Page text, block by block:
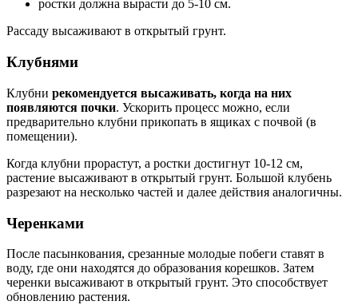
ростки должна вырасти до 5-10 см.
Рассаду высаживают в открытый грунт.
Клубнями
Клубни рекомендуется высаживать, когда на них
появляются почки. Ускорить процесс можно, если
предварительно клубни прикопать в ящиках с почвой (в
помещении).
Когда клубни прорастут, а ростки достигнут 10-12 см,
растение высаживают в открытый грунт. Большой клубень
разрезают на несколько частей и далее действия аналогичны.
Черенками
После пасынкования, срезанные молодые побеги ставят в
воду, где они находятся до образования корешков. Затем
черенки высаживают в открытый грунт. Это способствует
обновлению растения.